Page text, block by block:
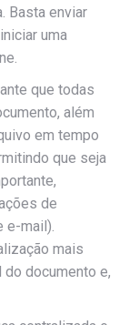
Basta enviar
uma
que todas
além
em tempo
que seja
de
e-mail).
mais
documento e,